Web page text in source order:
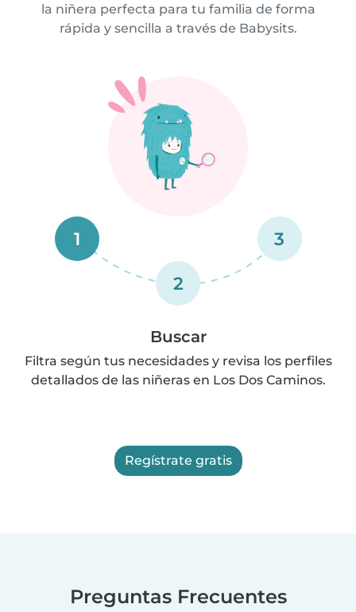
la niñera perfecta para tu familia de forma
rápida y sencilla a través de Babysits.
1
2
3
Buscar
Filtra según tus necesidades y revisa los perfiles
detallados de las niñeras en Los Dos Caminos.
Regístrate gratis
Preguntas Frecuentes